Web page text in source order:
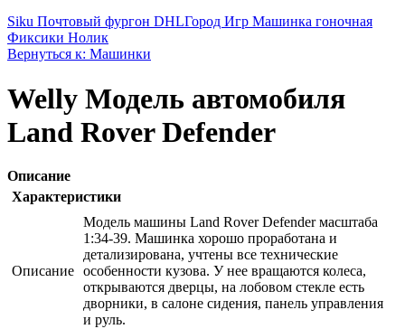
Siku Почтовый фургон DHLГород Игр Машинка гоночная
Фиксики Нолик
Вернуться к: Машинки
Welly Модель автомобиля
Land Rover Defender
Описание
Характеристики
Описание
Модель машины Land Rover Defender масштаба
1:34-39. Машинка хорошо проработана и
детализирована, учтены все технические
особенности кузова. У нее вращаются колеса,
открываются дверцы, на лобовом стекле есть
дворники, в салоне сидения, панель управления
и руль.